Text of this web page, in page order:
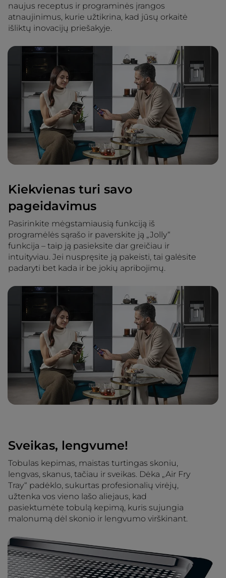
naujus receptus ir programinės įrangos
atnaujinimus, kurie užtikrina, kad jūsų orkaitė
išliktų inovacijų priešakyje.
Kiekvienas turi savo
pageidavimus
Pasirinkite mėgstamiausią funkciją iš
programėlės sąrašo ir paverskite ją „Jolly“
funkcija – taip ją pasieksite dar greičiau ir
intuityviau. Jei nuspręsite ją pakeisti, tai galėsite
padaryti bet kada ir be jokių apribojimų.
Sveikas, lengvume!
Tobulas kepimas, maistas turtingas skoniu,
lengvas, skanus, tačiau ir sveikas. Dėka „Air Fry
Tray“ padėklo, sukurtas profesionalių virėjų,
užtenka vos vieno lašo aliejaus, kad
pasiektumėte tobulą kepimą, kuris sujungia
malonumą dėl skonio ir lengvumo virškinant.